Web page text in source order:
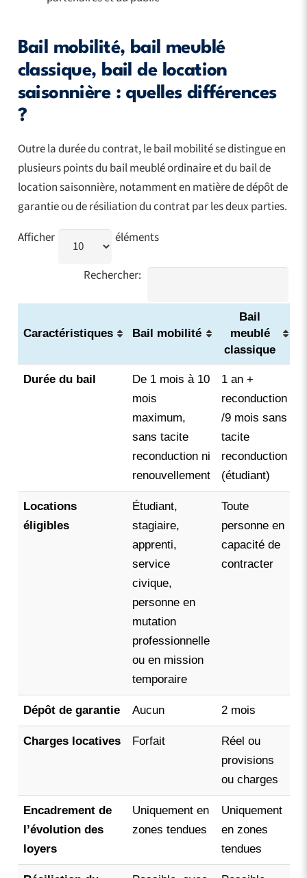
Bail mobilité, bail meublé
classique, bail de location
saisonnière : quelles différences
?
Outre la durée du contrat, le bail mobilité se distingue en
plusieurs points du bail meublé ordinaire et du bail de
location saisonnière, notamment en matière de dépôt de
garantie ou de résiliation du contrat par les deux parties.
Afficher
éléments
Rechercher:
Caractéristiques Bail mobilité
Bail
meublé
classique
Durée du bail
De 1 mois à 10
mois
maximum,
sans tacite
reconduction ni
renouvellement
1 an +
reconduction
/9 mois sans
tacite
reconduction
(étudiant)
Locations
éligibles
Étudiant,
stagiaire,
apprenti,
service
civique,
personne en
mutation
professionnelle
ou en mission
temporaire
Toute
personne en
capacité de
contracter
Dépôt de garantie Aucun 2 mois
Charges locatives Forfait
Réel ou
provisions
ou charges
Encadrement de
l’évolution des
loyers
Uniquement en
zones tendues
Uniquement
en zones
tendues